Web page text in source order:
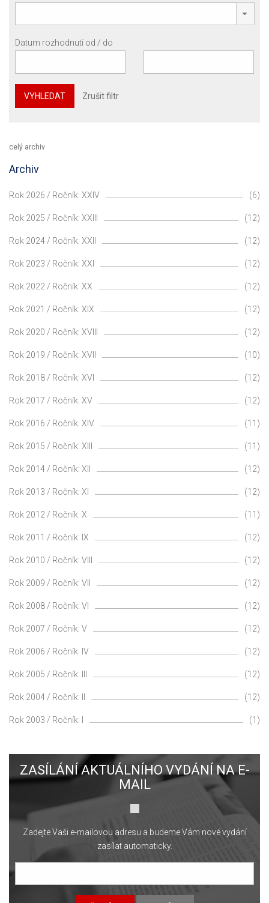
Datum rozhodnutí od / do
VYHLEDAT Zrušit filtr
celý archiv
Archiv
Rok 2026 / Ročník: XXIV (6)
Rok 2025 / Ročník: XXIII (12)
Rok 2024 / Ročník: XXII (12)
Rok 2023 / Ročník: XXI (12)
Rok 2022 / Ročník: XX (12)
Rok 2021 / Ročník: XIX (12)
Rok 2020 / Ročník: XVIII (12)
Rok 2019 / Ročník: XVII (10)
Rok 2018 / Ročník: XVI (12)
Rok 2017 / Ročník: XV (12)
Rok 2016 / Ročník: XIV (11)
Rok 2015 / Ročník: XIII (11)
Rok 2014 / Ročník: XII (12)
Rok 2013 / Ročník: XI (12)
Rok 2012 / Ročník: X (11)
Rok 2011 / Ročník: IX (12)
Rok 2010 / Ročník: VIII (12)
Rok 2009 / Ročník: VII (12)
Rok 2008 / Ročník: VI (12)
Rok 2007 / Ročník: V (12)
Rok 2006 / Ročník: IV (12)
Rok 2005 / Ročník: III (12)
Rok 2004 / Ročník: II (12)
Rok 2003 / Ročník: I (1)
ZASÍLÁNÍ AKTUÁLNÍHO VYDÁNÍ NA E-
MAIL
Zadejte Vaši e-mailovou adresu a budeme Vám nové vydání
zasílat automaticky.